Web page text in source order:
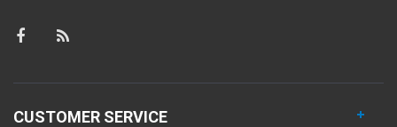
CUSTOMER SERVICE